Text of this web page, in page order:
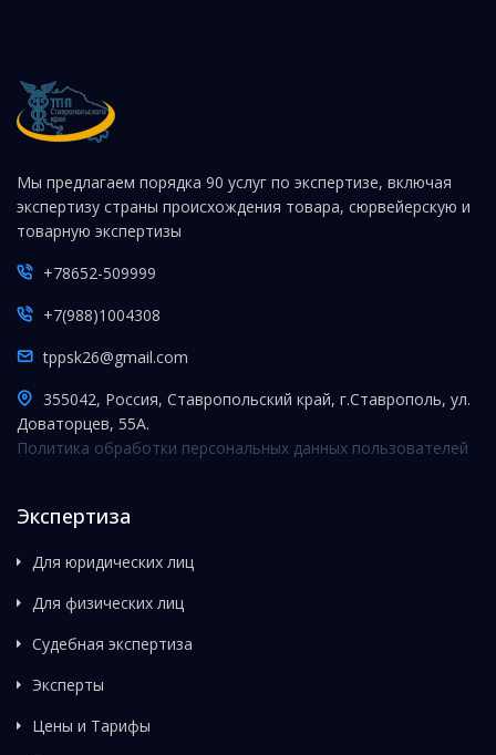
Мы предлагаем порядка 90 услуг по экспертизе, включая
экспертизу страны происхождения товара, сюрвейерскую и
товарную экспертизы
+78652-509999
+7(988)1004308
tppsk26@gmail.com
355042, Россия, Ставропольский край, г.Ставрополь, ул.
Доваторцев, 55А.
Политика обработки персональных данных пользователей
Экспертиза
Для юридических лиц
Для физических лиц
Судебная экспертиза
Эксперты
Цены и Тарифы